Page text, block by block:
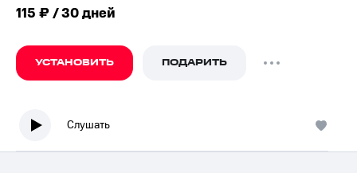
115 ₽ / 30 дней
УСТАНОВИТЬ ПОДАРИТЬ
Слушать